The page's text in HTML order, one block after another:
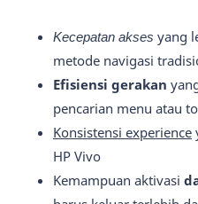
Kecepatan akses yang
metode navigasi
Efisiensi gerakan
pencarian menu atau
Konsistensi experience
HP Vivo
Kemampuan aktivasi